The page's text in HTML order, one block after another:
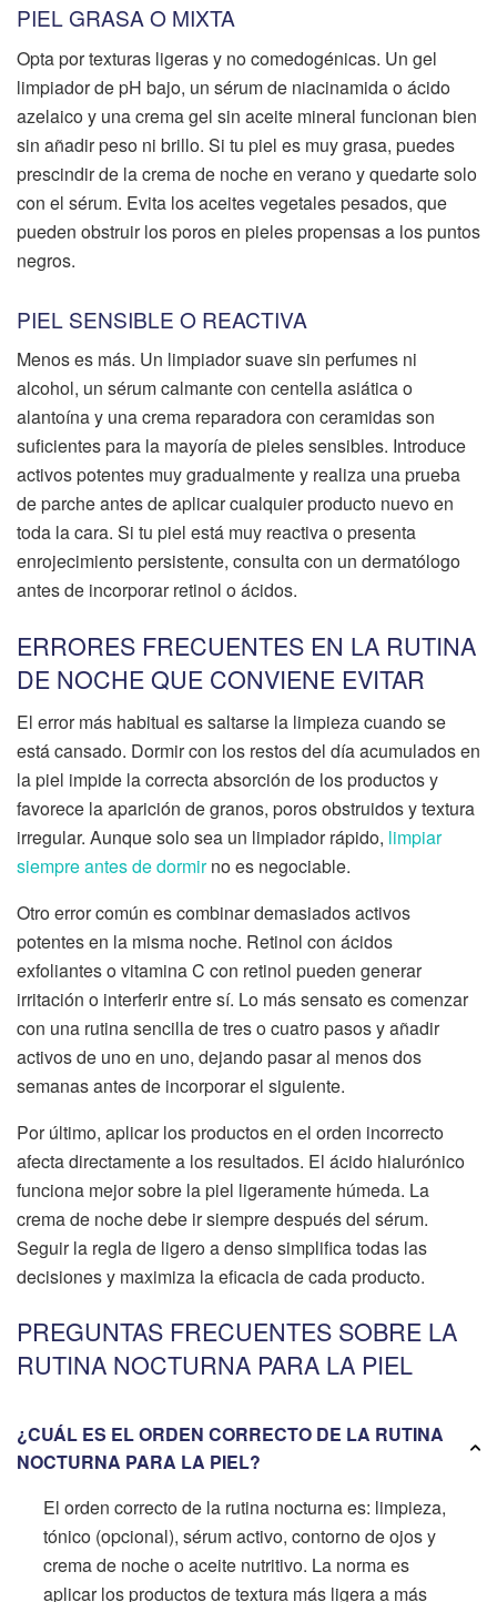
PIEL GRASA O MIXTA
Opta por texturas ligeras y no comedogénicas. Un gel
limpiador de pH bajo, un sérum de niacinamida o ácido
azelaico y una crema gel sin aceite mineral funcionan bien
sin añadir peso ni brillo. Si tu piel es muy grasa, puedes
prescindir de la crema de noche en verano y quedarte solo
con el sérum. Evita los aceites vegetales pesados, que
pueden obstruir los poros en pieles propensas a los puntos
negros.
PIEL SENSIBLE O REACTIVA
Menos es más. Un limpiador suave sin perfumes ni
alcohol, un sérum calmante con centella asiática o
alantoína y una crema reparadora con ceramidas son
suficientes para la mayoría de pieles sensibles. Introduce
activos potentes muy gradualmente y realiza una prueba
de parche antes de aplicar cualquier producto nuevo en
toda la cara. Si tu piel está muy reactiva o presenta
enrojecimiento persistente, consulta con un dermatólogo
antes de incorporar retinol o ácidos.
ERRORES FRECUENTES EN LA RUTINA
DE NOCHE QUE CONVIENE EVITAR
El error más habitual es saltarse la limpieza cuando se
está cansado. Dormir con los restos del día acumulados en
la piel impide la correcta absorción de los productos y
favorece la aparición de granos, poros obstruidos y textura
irregular. Aunque solo sea un limpiador rápido, limpiar
siempre antes de dormirno es negociable.
Otro error común es combinar demasiados activos
potentes en la misma noche. Retinol con ácidos
exfoliantes o vitamina C con retinol pueden generar
irritación o interferir entre sí. Lo más sensato es comenzar
con una rutina sencilla de tres o cuatro pasos y añadir
activos de uno en uno, dejando pasar al menos dos
semanas antes de incorporar el siguiente.
Por último, aplicar los productos en el orden incorrecto
afecta directamente a los resultados. El ácido hialurónico
funciona mejor sobre la piel ligeramente húmeda. La
crema de noche debe ir siempre después del sérum.
Seguir la regla de ligero a denso simplifica todas las
decisiones y maximiza la eficacia de cada producto.
PREGUNTAS FRECUENTES SOBRE LA
RUTINA NOCTURNA PARA LA PIEL
¿CUÁL ES EL ORDEN CORRECTO DE LA RUTINA
NOCTURNA PARA LA PIEL?
El orden correcto de la rutina nocturna es: limpieza,
tónico (opcional), sérum activo, contorno de ojos y
crema de noche o aceite nutritivo. La norma es
aplicar los productos de textura más ligera a más